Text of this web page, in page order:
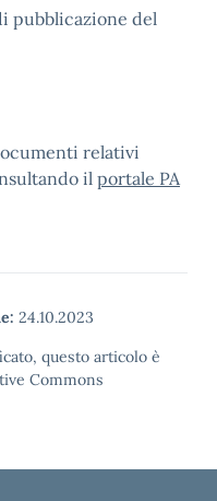
pubblicazione del
relativi
il portale PA
24.10.2023
questo articolo è
Commons